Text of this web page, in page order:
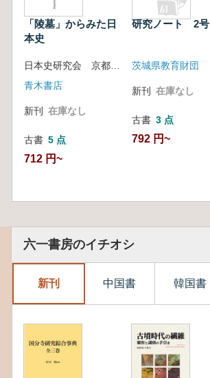
「陵墓」からみた日
本史
青木書店
新刊 在庫なし
古書 5 点
712 円~
研究ノート 2号
茨城県教育財団
新刊 在庫なし
古書 3 点
792 円~
六一書房のイチオシ
新刊 中国書 韓国書